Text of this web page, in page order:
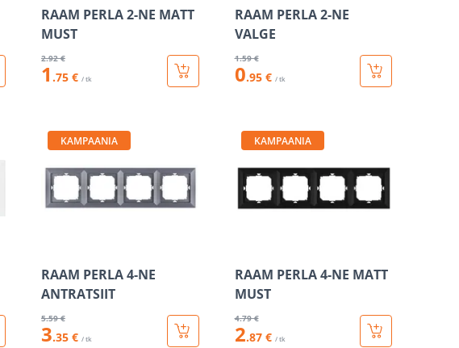
RAAM PERLA 2-NE MATT
MUST
2.92 €
1 .75 € / tk
RAAM PERLA 2-NE
VALGE
1.59 €
0.95 € / tk
KAMPAANIA
RAAM PERLA 4-NE
ANTRATSIIT
5.59 €
3.35 € / tk
KAMPAANIA
RAAM PERLA 4-NE MATT
MUST
4.79 €
2.87 € / tk